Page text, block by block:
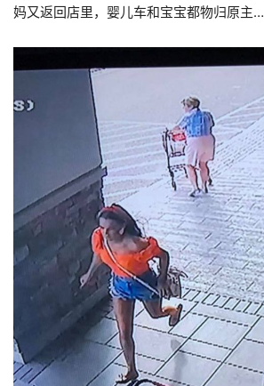
妈又返回店里，婴儿车和宝宝都物归原主…